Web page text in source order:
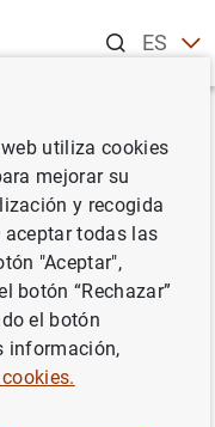
ESEN
riesgo de
utiliza cookies
mejorar su
y recogida
aceptar todas las
"Aceptar",
botón “Rechazar”
el botón
información,